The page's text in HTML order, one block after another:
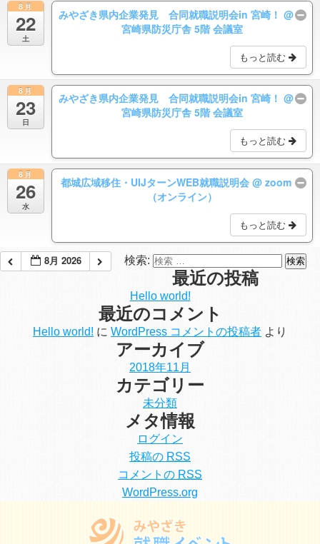
8月
22
土
みやざき県内企業発見 合同就職説明会in 宮崎！@
宮崎県防災庁舎 5階 会議室
もっと読む
8月
23
日
みやざき県内企業発見 合同就職説明会in 宮崎！@
宮崎県防災庁舎 5階 会議室
もっと読む
8月
26
水
都城広域移住・UIJターンWEB就職説明会@ zoom
（オンライン）
もっと読む
8月 2026 検索:
最近の投稿
Hello world!
最近のコメント
Hello world! に WordPress コメントの投稿者 より
アーカイブ
2018年11月
カテゴリー
未分類
メタ情報
ログイン
投稿の RSS
コメントの RSS
WordPress.org